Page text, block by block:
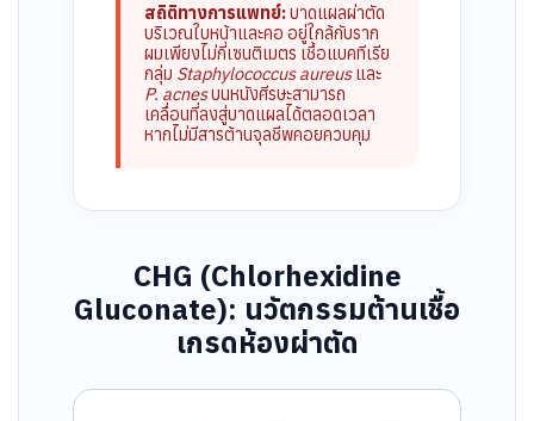
สถิติทางการแพทย์:บาดแผลผ่าตัด
บริเวณใบหน้าและคอ อยู่ใกล้กับราก
ผมเพียงไม่กี่เซนติเมตร เชื้อแบคทีเรีย
กลุ่ม Staphylococcus aureusและ
P. acnesบนหนังศีรษะสามารถ
เคลื่อนที่ลงสู่บาดแผลได้ตลอดเวลา
หากไม่มีสารต้านจุลชีพคอยควบคุม
CHG (Chlorhexidine
Gluconate): นวัตกรรมต้านเชื้อ
เกรดห้องผ่าตัด